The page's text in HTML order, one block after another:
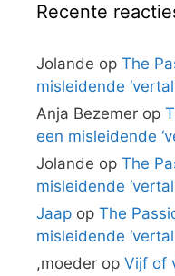
Recente
Jolande op The
misleidende
Anja Bezemer op
een misleidende
Jolande op The
misleidende
Jaap op The
misleidende
,moeder op Vijf of